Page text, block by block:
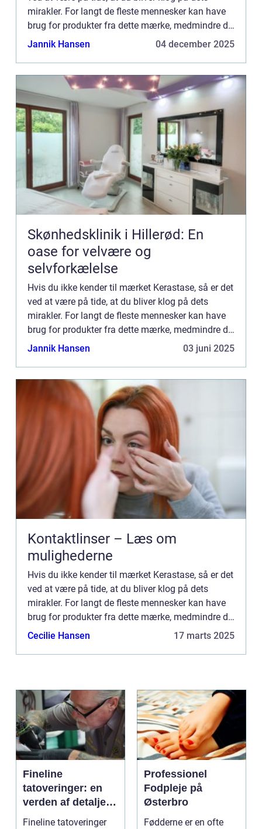
mirakler. For langt de fleste mennesker kan have
brug for produkter fra dette mærke, medmindre de
er deciderede ska...
Jannik Hansen 04 december 2025
Skønhedsklinik i Hillerød: En
oase for velvære og
selvforkælelse
Hvis du ikke kender til mærket Kerastase, så er det
ved at være på tide, at du bliver klog på dets
mirakler. For langt de fleste mennesker kan have
brug for produkter fra dette mærke, medmindre de
er deciderede ska...
Jannik Hansen 03 juni 2025
Kontaktlinser – Læs om
mulighederne
Hvis du ikke kender til mærket Kerastase, så er det
ved at være på tide, at du bliver klog på dets
mirakler. For langt de fleste mennesker kan have
brug for produkter fra dette mærke, medmindre de
er deciderede ska...
Cecilie Hansen 17 marts 2025
Fineline
tatoveringer: en
verden af detaljer
og elegance
Fineline tatoveringer
Professionel
Fodpleje på
Østerbro
Fødderne er en ofte